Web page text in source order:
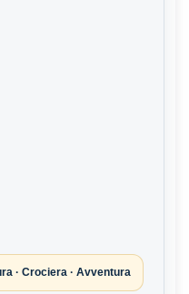
· Crociera · Avventura